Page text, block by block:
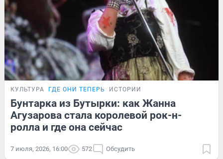
КУЛЬТУРА ГДЕ ОНИ ТЕПЕРЬ ИСТОРИИ
Бунтарка из Бутырки: как Жанна
Агузарова стала королевой рок-н-
ролла и где она сейчас
7 июля, 2026, 16:00 572 Обсудить